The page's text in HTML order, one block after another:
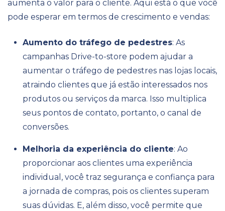
aumenta o valor para o cliente. Aqui está o que você
pode esperar em termos de crescimento e vendas:
Aumento do tráfego de pedestres: As
campanhas Drive-to-store podem ajudar a
aumentar o tráfego de pedestres nas lojas locais,
atraindo clientes que já estão interessados nos
produtos ou serviços da marca. Isso multiplica
seus pontos de contato, portanto, o canal de
conversões.
Melhoria da experiência do cliente: Ao
proporcionar aos clientes uma experiência
individual, você traz segurança e confiança para
a jornada de compras, pois os clientes superam
suas dúvidas. E, além disso, você permite que